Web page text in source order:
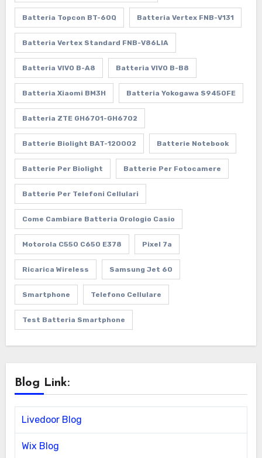
Batteria Topcon BT-60Q Batteria Vertex FNB-V131
Batteria Vertex Standard FNB-V86LIA
Batteria VIVO B-A8 Batteria VIVO B-B8
Batteria Xiaomi BM3H Batteria Yokogawa S9450FE
Batteria ZTE GH6701-GH6702
Batterie Biolight BAT-120002 Batterie Notebook
Batterie Per Biolight Batterie Per Fotocamere
Batterie Per Telefoni Cellulari
Come Cambiare Batteria Orologio Casio
Motorola C550 C650 E378 Pixel 7a
Ricarica Wireless Samsung Jet 60
Smartphone Telefono Cellulare
Test Batteria Smartphone
Blog Link:
Livedoor Blog
Wix Blog